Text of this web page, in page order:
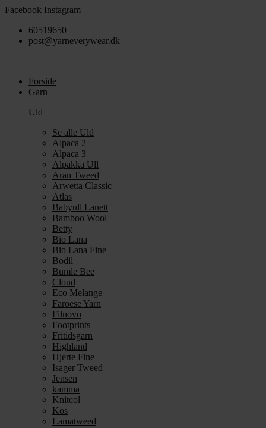
Videre
indhold
Facebook Instagram
60519650
post@yarneverywear.dk
Forside
Garn
Uld
Se alle Uld
Alpaca 2
Alpaca 3
Alpakka Ull
Aran Tweed
Arwetta Classic
Atlas
Babyull Lanett
Bamboo Wool
Betty
Bio Lana
Bio Lana Fine
Bodil
Bumle Bee
Cloud
Eco Melange
Faroese Yarn
Filnovo
Footprints
Fritidsgarn
Highland
Hjerte Fine
Isager Tweed
Jensen
kamma
Knitcol
Kos
Lamatweed